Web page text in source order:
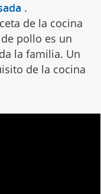
.
de la cocina
pollo es un
la familia. Un
de la cocina